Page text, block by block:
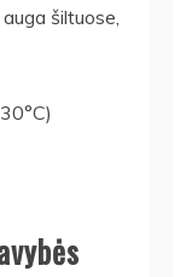
šiltuose,